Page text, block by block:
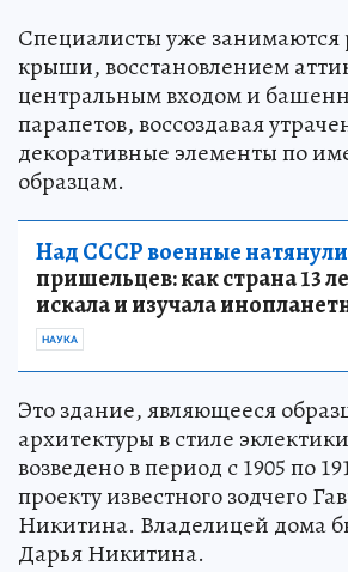
Специалисты уже
крыши, восстановлением
центральным входом и
парапетов, воссоздавая
декоративные элементы по
образцам.
Над СССР военные натянули
пришельцев: как страна 13
искала и изучала
НАУКА
Это здание, являющееся
архитектуры в стиле
возведено в период с 1905 по
проекту известного зодчего
Никитина. Владелицей дома
Дарья Никитина.